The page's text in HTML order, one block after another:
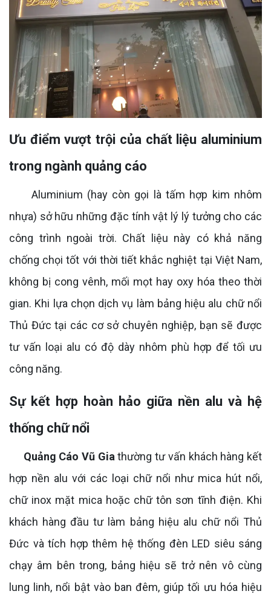
Ưu điểm vượt trội của chất liệu aluminium
trong ngành quảng cáo
Aluminium (hay còn gọi là tấm hợp kim nhôm
nhựa) sở hữu những đặc tính vật lý lý tưởng cho các
công trình ngoài trời. Chất liệu này có khả năng
chống chọi tốt với thời tiết khắc nghiệt tại Việt Nam,
không bị cong vênh, mối mọt hay oxy hóa theo thời
gian. Khi lựa chọn dịch vụ làm bảng hiệu alu chữ nổi
Thủ Đức tại các cơ sở chuyên nghiệp, bạn sẽ được
tư vấn loại alu có độ dày nhôm phù hợp để tối ưu
công năng.
Sự kết hợp hoàn hảo giữa nền alu và hệ
thống chữ nổi
Quảng Cáo Vũ Gia thường tư vấn khách hàng kết
hợp nền alu với các loại chữ nổi như mica hút nổi,
chữ inox mặt mica hoặc chữ tôn sơn tĩnh điện. Khi
khách hàng đầu tư làm bảng hiệu alu chữ nổi Thủ
Đức và tích hợp thêm hệ thống đèn LED siêu sáng
chạy âm bên trong, bảng hiệu sẽ trở nên vô cùng
lung linh, nổi bật vào ban đêm, giúp tối ưu hóa hiệu